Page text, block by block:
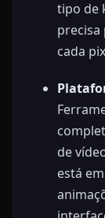
tipo de
precisa
cada
de
está